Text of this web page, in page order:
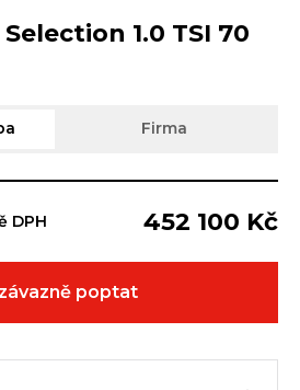
1.0 TSI 70
Firma
DPH 452 100 Kč
poptat